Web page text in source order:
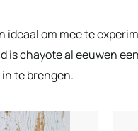
ideaal om mee te
is chayote al eeuwen
te brengen.